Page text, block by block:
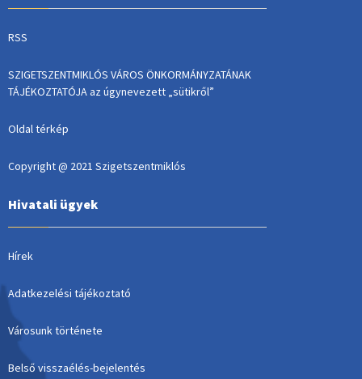
RSS
SZIGETSZENTMIKLÓS VÁROS ÖNKORMÁNYZATÁNAK
TÁJÉKOZTATÓJA az úgynevezett „sütikről”
Oldal térkép
Copyright @ 2021 Szigetszentmiklós
Hivatali ügyek
Hírek
Adatkezelési tájékoztató
Városunk története
Belső visszaélés-bejelentés